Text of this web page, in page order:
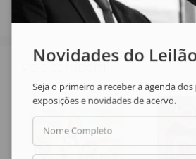
Veja também
Novidades do
Seja o primeiro a receber a agenda
exposições e novidades de acervo.
Nome Completo